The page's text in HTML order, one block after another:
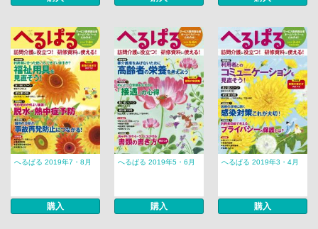
へるぱる 2019年7・8月
購入
へるぱる 2019年5・6月
購入
へるぱる 2019年3・4月
購入